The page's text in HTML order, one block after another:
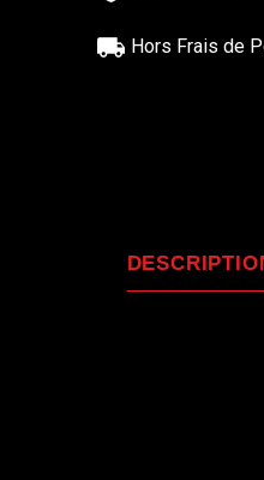
Hors Frais de